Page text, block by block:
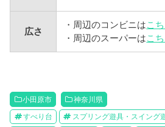
広さ
・周辺のコンビニはこ
・周辺のスーパーはこ
小田原市 神奈川県
すべり台 スプリング遊具・スイング